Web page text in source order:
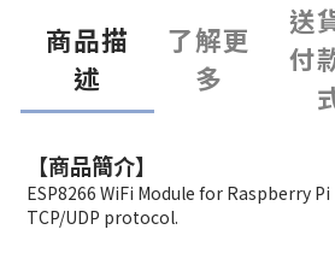
商品描
述
了解更
多
送
付
【商品簡介】
ESP8266 WiFi Module for Raspberry
TCP/UDP protocol.